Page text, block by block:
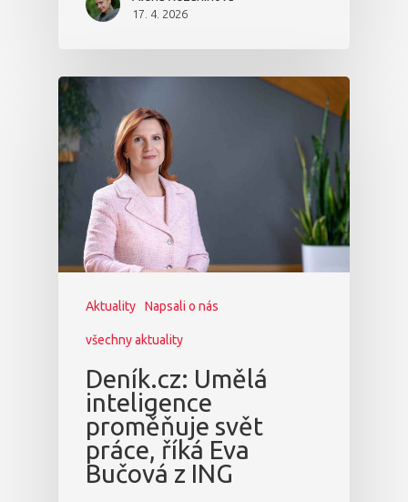
17. 4. 2026
Aktuality Napsali o nás
všechny aktuality
Deník.cz: Umělá
inteligence
proměňuje svět
práce, říká Eva
Bučová z ING